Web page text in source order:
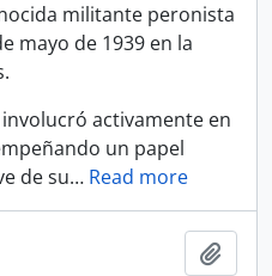
militante peronista
mayo de 1939 en la
activamente en
un papel
de su… Read more